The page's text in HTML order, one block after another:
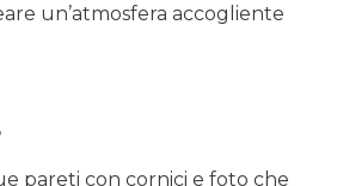
un’atmosfera accogliente
pareti con cornici e foto che